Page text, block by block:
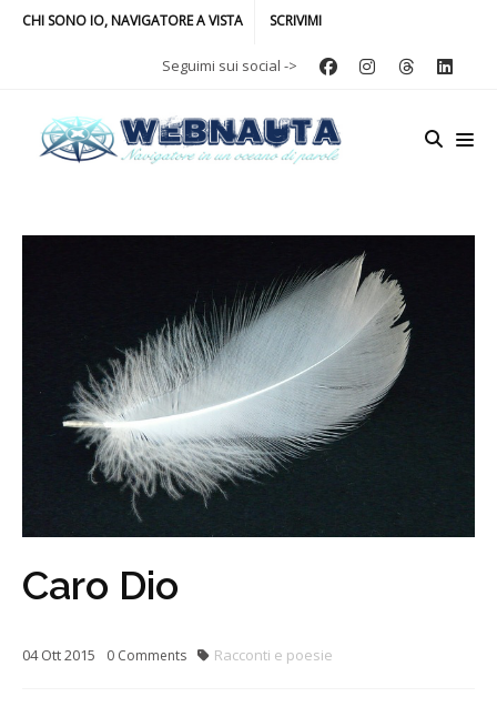
CHI SONO IO, NAVIGATORE A VISTA SCRIVIMI
Seguimi sui social ->
Caro Dio
04 Ott2015 0 Comments Racconti e poesie